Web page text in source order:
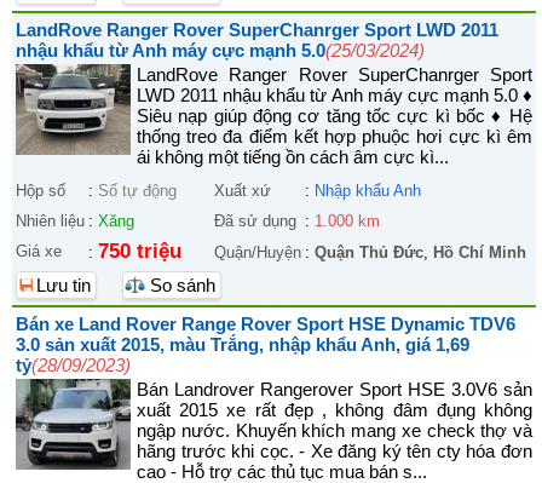
LandRove Ranger Rover SuperChanrger Sport LWD 2011
nhậu khẩu từ Anh máy cực mạnh 5.0(25/03/2024)
LandRove Ranger Rover SuperChanrger Sport
LWD 2011 nhậu khẩu từ Anh máy cực mạnh 5.0 ♦
Siêu nạp giúp động cơ tăng tốc cực kì bốc ♦ Hệ
thống treo đa điểm kết hợp phuộc hơi cực kì êm
ái không một tiếng ồn cách âm cực kì...
Hộp số : Số tự động Xuất xứ : Nhập khẩu Anh
Nhiên liệu : Xăng Đã sử dụng : 1.000 km
Giá xe
: 750 triệu Quận/Huyện : Quận Thủ Đức, Hồ Chí Minh
Lưu tin
So sánh
Bán xe Land Rover Range Rover Sport HSE Dynamic TDV6
3.0 sản xuất 2015, màu Trắng, nhập khẩu Anh, giá 1,69
tỷ(28/09/2023)
Bán Landrover Rangerover Sport HSE 3.0V6 sản
xuất 2015 xe rất đẹp , không đâm đụng không
ngập nước. Khuyến khích mang xe check thợ và
hãng trước khi cọc. - Xe đăng ký tên cty hóa đơn
cao - Hỗ trợ các thủ tục mua bán s...